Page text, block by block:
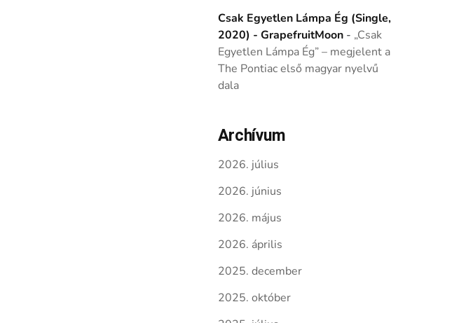
Csak Egyetlen Lámpa Ég (Single,
2020) - GrapefruitMoon- „Csak
Egyetlen Lámpa Ég” – megjelent a
The Pontiac első magyar nyelvű
dala
Archívum
2026. július
2026. június
2026. május
2026. április
2025. december
2025. október